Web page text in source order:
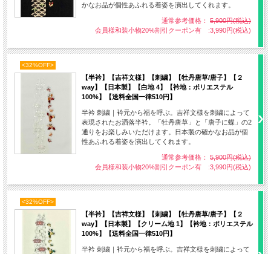
麻は成長が早く真っ直ぐに伸びていく様から子供の成長と健康を願う
文様として、また魔除けの効果もあるとされ好まれて来ました。
かなお品が個性あふれる着姿を演出してくれます。
通常参考価格： 5,900円(税込)
会員様和装小物20%割引クーポン有 :3,990円(税込)
<32%OFF>
【半衿】【吉祥文様】【刺繍】【牡丹唐草/唐子】【２
way】【日本製】【白地 4】【衿地：ポリエステル
100%】【送料全国一律510円】
半衿 刺繍｜衿元から福を呼ぶ。吉祥文様を刺繍によって
表現されたお洒落半衿。「牡丹唐草」と「唐子に蝶」の2
通りをお楽しみいただけます。日本製の確かなお品が個
性あふれる着姿を演出してくれます。
通常参考価格： 5,900円(税込)
会員様和装小物20%割引クーポン有 :3,990円(税込)
<32%OFF>
【半衿】【吉祥文様】【刺繍】【牡丹唐草/唐子】【２
way】【日本製】【クリーム地 1】【衿地：ポリエステル
100%】【送料全国一律510円】
半衿 刺繍｜衿元から福を呼ぶ。吉祥文様を刺繍によって